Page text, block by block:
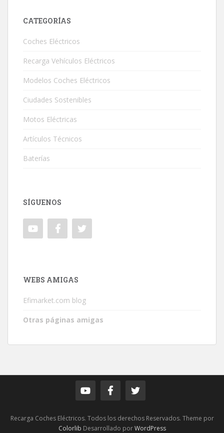
CATEGORÍAS
Coches Eléctricos
Recarga Vehículos Eléctricos
Modelos Coches Eléctricos
Ciudades Sostenibles
Motos Eléctricas
Artículos Técnicos
Baterías
SÍGUENOS
WEBS AMIGAS
Efimarket.com blog
Otras páginas amigas
Recarga Coches Eléctricos. Todos los derechos Reservados. Theme por
Colorlib Desarrollado porWordPress